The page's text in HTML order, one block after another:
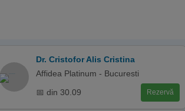
Dr. Cristofor Alis Cristina
Affidea Platinum - Bucuresti
📅 din 30.09 Rezervă